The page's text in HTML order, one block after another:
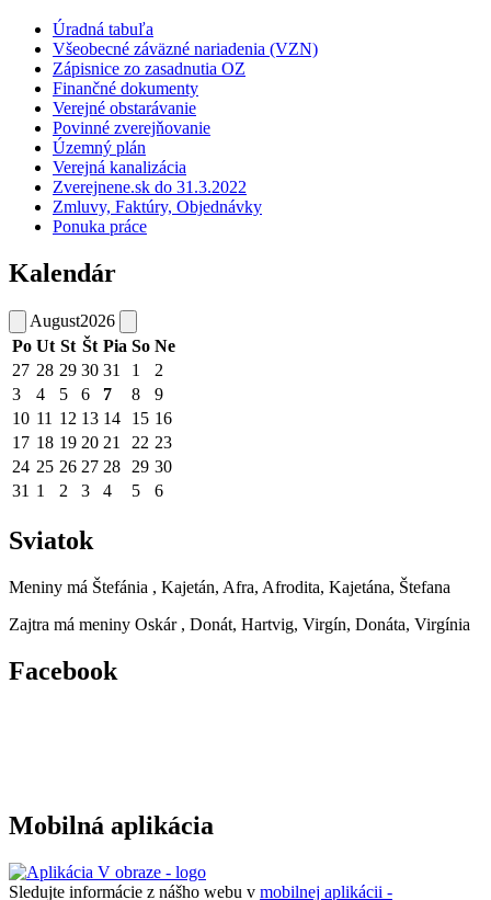
Úradná tabuľa
Všeobecné záväzné nariadenia (VZN)
Zápisnice zo zasadnutia OZ
Finančné dokumenty
Verejné obstarávanie
Povinné zverejňovanie
Územný plán
Verejná kanalizácia
Zverejnene.sk do 31.3.2022
Zmluvy, Faktúry, Objednávky
Ponuka práce
Kalendár
August2026
Po Ut St Št Pia So Ne
27 28 29 30 31 1
2
3
4 5 6 7 8
9
10 11 12 13 14 15 16
17 18 19 20 21 22 23
24 25 26 27 28 29 30
31 1 2 3 4 5 6
Sviatok
Meniny má Štefánia , Kajetán, Afra, Afrodita, Kajetána, Štefana
Zajtra má meniny Oskár , Donát, Hartvig, Virgín, Donáta, Virgínia
Facebook
Mobilná aplikácia
Sledujte informácie z nášho webu v mobilnej aplikácii -